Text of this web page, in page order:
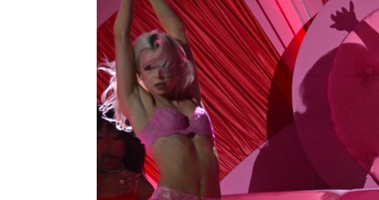
EFE
Publicado: 26 de junio de 2025, 09:21
Este verano tendrá muchas